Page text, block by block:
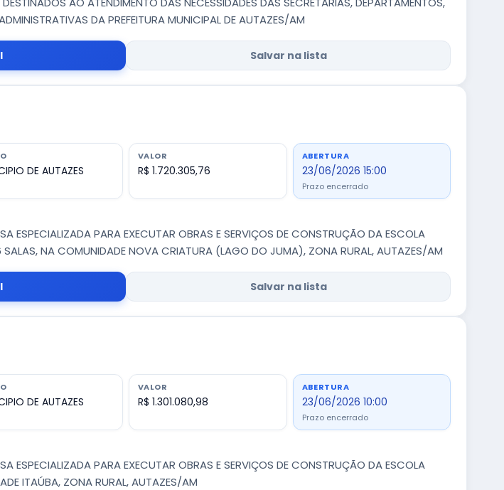
DA PREFEITURA MUNICIPAL DE AUTAZES/AM
Salvar na lista
DE AUTAZES
VALOR
R$ 1.720.305,76
ABERTURA
23/06/2026 15:00
Prazo encerrado
ESPECIALIZADA PARA EXECUTAR OBRAS E SERVIÇOS DE CONSTRUÇÃO DA ESCOLA
NA COMUNIDADE NOVA CRIATURA (LAGO DO JUMA), ZONA RURAL, AUTAZES/AM
Salvar na lista
DE AUTAZES
VALOR
R$ 1.301.080,98
ABERTURA
23/06/2026 10:00
Prazo encerrado
ESPECIALIZADA PARA EXECUTAR OBRAS E SERVIÇOS DE CONSTRUÇÃO DA ESCOLA
ITAÚBA, ZONA RURAL, AUTAZES/AM